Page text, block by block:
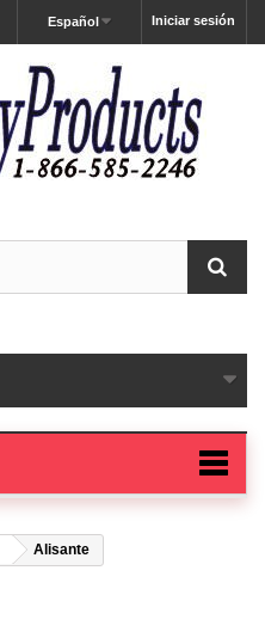
Iniciar sesión
Español
Alisante